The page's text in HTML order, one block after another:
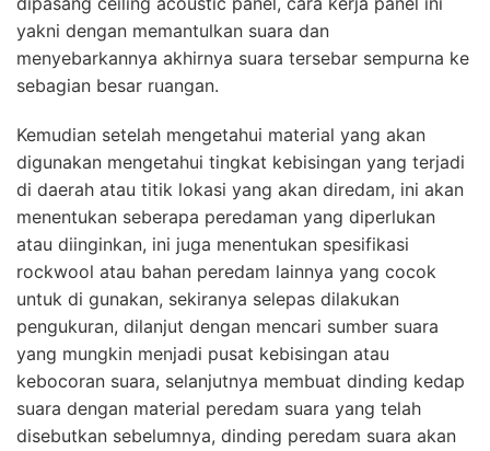
yakni dengan memantulkan suara dan
menyebarkannya akhirnya suara tersebar sempurna ke
sebagian besar ruangan.
Kemudian setelah mengetahui material yang akan
digunakan mengetahui tingkat kebisingan yang terjadi
di daerah atau titik lokasi yang akan diredam, ini akan
menentukan seberapa peredaman yang diperlukan
atau diinginkan, ini juga menentukan spesifikasi
rockwool atau bahan peredam lainnya yang cocok
untuk di gunakan, sekiranya selepas dilakukan
pengukuran, dilanjut dengan mencari sumber suara
yang mungkin menjadi pusat kebisingan atau
kebocoran suara, selanjutnya membuat dinding kedap
suara dengan material peredam suara yang telah
disebutkan sebelumnya, dinding peredam suara akan